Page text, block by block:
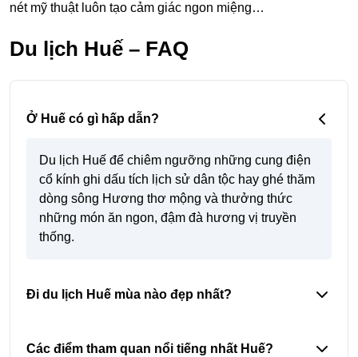
nét mỹ thuật luôn tạo cảm giác ngon miệng…
Du lịch Huế – FAQ
Ở Huế có gì hấp dẫn?
Du lịch Huế để chiêm ngưỡng những cung điện
cổ kính ghi dấu tích lịch sử dân tộc hay ghé thăm
dòng sông Hương thơ mộng và thưởng thức
những món ăn ngon, đậm đà hương vị truyền
thống.
Đi du lịch Huế mùa nào đẹp nhất?
Các điểm tham quan nổi tiếng nhất Huế?